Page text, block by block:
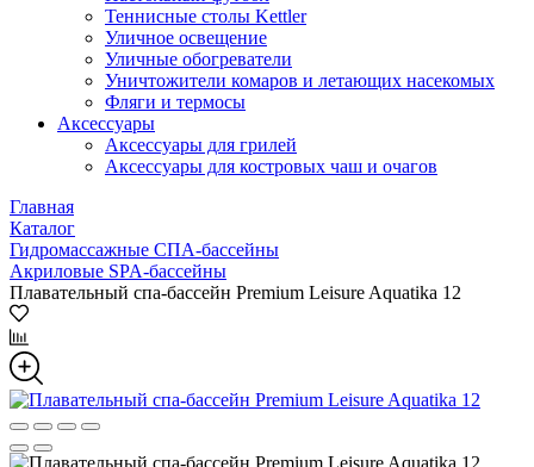
Теннисные столы Kettler
Уличное освещение
Уличные обогреватели
Уничтожители комаров и летающих насекомых
Фляги и термосы
Аксессуары
Аксессуары для грилей
Аксессуары для костровых чаш и очагов
Главная
Каталог
Гидромассажные СПА-бассейны
Акриловые SPA-бассейны
Плавательный спа-бассейн Premium Leisure Aquatika 12